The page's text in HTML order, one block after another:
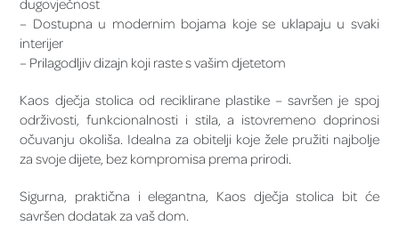
– Dostupna u modernim bojama koje se uklapaju u svaki
interijer
– Prilagodljiv dizajn koji raste s vašim djetetom
Kaos dječja stolica od reciklirane plastike – savršen je spoj
održivosti, funkcionalnosti i stila, a istovremeno doprinosi
očuvanju okoliša. Idealna za obitelji koje žele pružiti najbolje
za svoje dijete, bez kompromisa prema prirodi.
Sigurna, praktična i elegantna, Kaos dječja stolica bit će
savršen dodatak za vaš dom.